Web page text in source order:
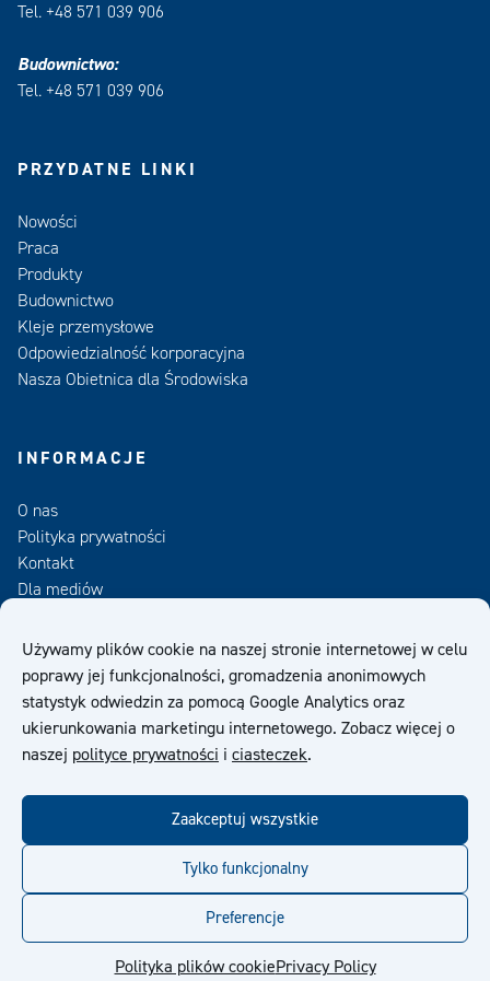
Używamy plików cookie na naszej stronie internetowej w celu
poprawy jej funkcjonalności, gromadzenia anonimowych
statystyk odwiedzin za pomocą Google Analytics oraz
ukierunkowania marketingu internetowego. Zobacz więcej o
naszej polityce prywatności i ciasteczek.
Zaakceptuj wszystkie
Tylko funkcjonalny
Preferencje
Polityka plików cookiePrivacy Policy
Tel. +48 571 039 906
Budownictwo:
Tel. +48 571 039 906
PRZYDATNE LINKI
Nowości
Praca
Produkty
Budownictwo
Kleje przemysłowe
Odpowiedzialność korporacyjna
Nasza Obietnica dla Środowiska
INFORMACJE
O nas
Polityka prywatności
Kontakt
Dla mediów
Zamów Newsletter
OWS
© Kiilto 2026